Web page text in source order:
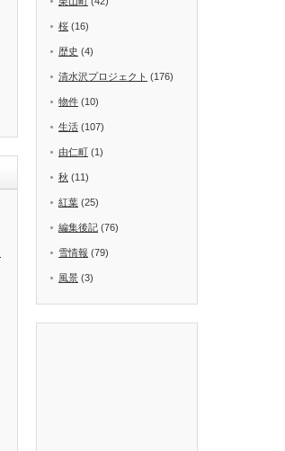
桜 (16)
歴史 (4)
清水沢プロジェクト (176)
物件 (10)
生活 (107)
由仁町 (1)
秋 (11)
紅葉 (25)
編集後記 (76)
雪情報 (79)
風景 (3)